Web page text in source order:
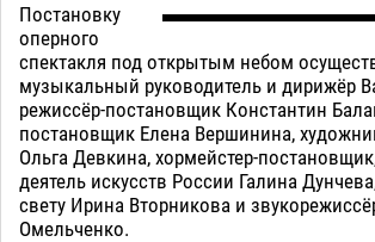
Постановку
оперного
спектакля под открытым небом
музыкальный руководитель и дирижёр
режиссёр-постановщик Константин
постановщик Елена Вершинина,
Ольга Девкина, хормейстер-
деятель искусств России Галина
свету Ирина Вторникова и
Омельченко.